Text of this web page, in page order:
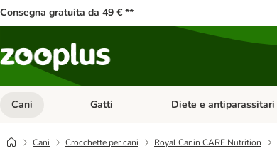
Consegna gratuita da 49 € **
Cani Apri Menu Categoria: Cani
Gatti Apri Menu Categoria: Gatti
Diete e antiparassitari
Cani Crocchette per cani Royal Canin CARE Nutrition